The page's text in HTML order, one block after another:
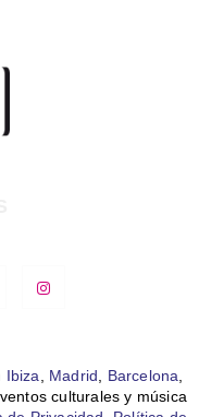
Ibiza, Madrid, Barcelona,
culturales y música